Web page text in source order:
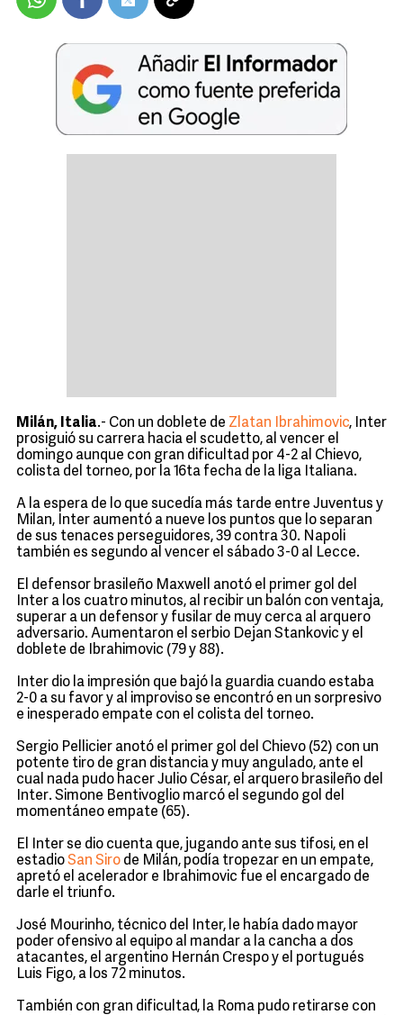
Milán, Italia.- Con un doblete de Zlatan Ibrahimovic, Inter
prosiguió su carrera hacia el scudetto, al vencer el
domingo aunque con gran dificultad por 4-2 al Chievo,
colista del torneo, por la 16ta fecha de la liga Italiana.
A la espera de lo que sucedía más tarde entre Juventus y
Milan, Inter aumentó a nueve los puntos que lo separan
de sus tenaces perseguidores, 39 contra 30. Napoli
también es segundo al vencer el sábado 3-0 al Lecce.
El defensor brasileño Maxwell anotó el primer gol del
Inter a los cuatro minutos, al recibir un balón con ventaja,
superar a un defensor y fusilar de muy cerca al arquero
adversario. Aumentaron el serbio Dejan Stankovic y el
doblete de Ibrahimovic (79 y 88).
Inter dio la impresión que bajó la guardia cuando estaba
2-0 a su favor y al improviso se encontró en un sorpresivo
e inesperado empate con el colista del torneo.
Sergio Pellicier anotó el primer gol del Chievo (52) con un
potente tiro de gran distancia y muy angulado, ante el
cual nada pudo hacer Julio César, el arquero brasileño del
Inter. Simone Bentivoglio marcó el segundo gol del
momentáneo empate (65).
El Inter se dio cuenta que, jugando ante sus tifosi, en el
estadioSan Siro de Milán, podía tropezar en un empate,
apretó el acelerador e Ibrahimovic fue el encargado de
darle el triunfo.
José Mourinho, técnico del Inter, le había dado mayor
poder ofensivo al equipo al mandar a la cancha a dos
atacantes, el argentino Hernán Crespo y el portugués
Luis Figo, a los 72 minutos.
También con gran dificultad, la Roma pudo retirarse con